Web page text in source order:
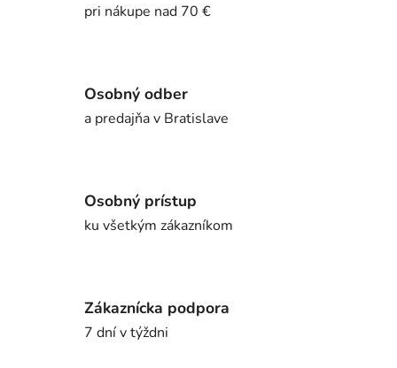
pri nákupe nad 70 €
Osobný odber
a predajňa v Bratislave
Osobný prístup
ku všetkým zákazníkom
Zákaznícka podpora
7 dní v týždni